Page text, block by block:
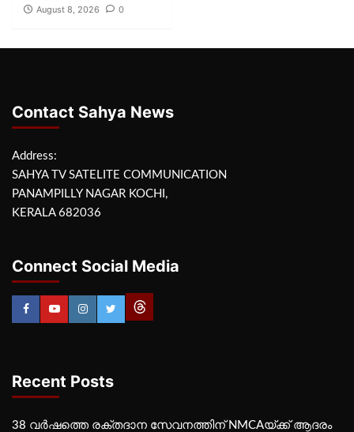
August 8, 2026 0
Contact Sahya News
Address:
SAHYA TV SATELITE COMMUNICATION
PANAMPILLY NAGAR KOCHI,
KERALA 682036
Connect Social Media
Recent Posts
38 വർഷത്തെ രക്തദാന സേവനത്തിന് NMCAയ്ക്ക് ആദരം